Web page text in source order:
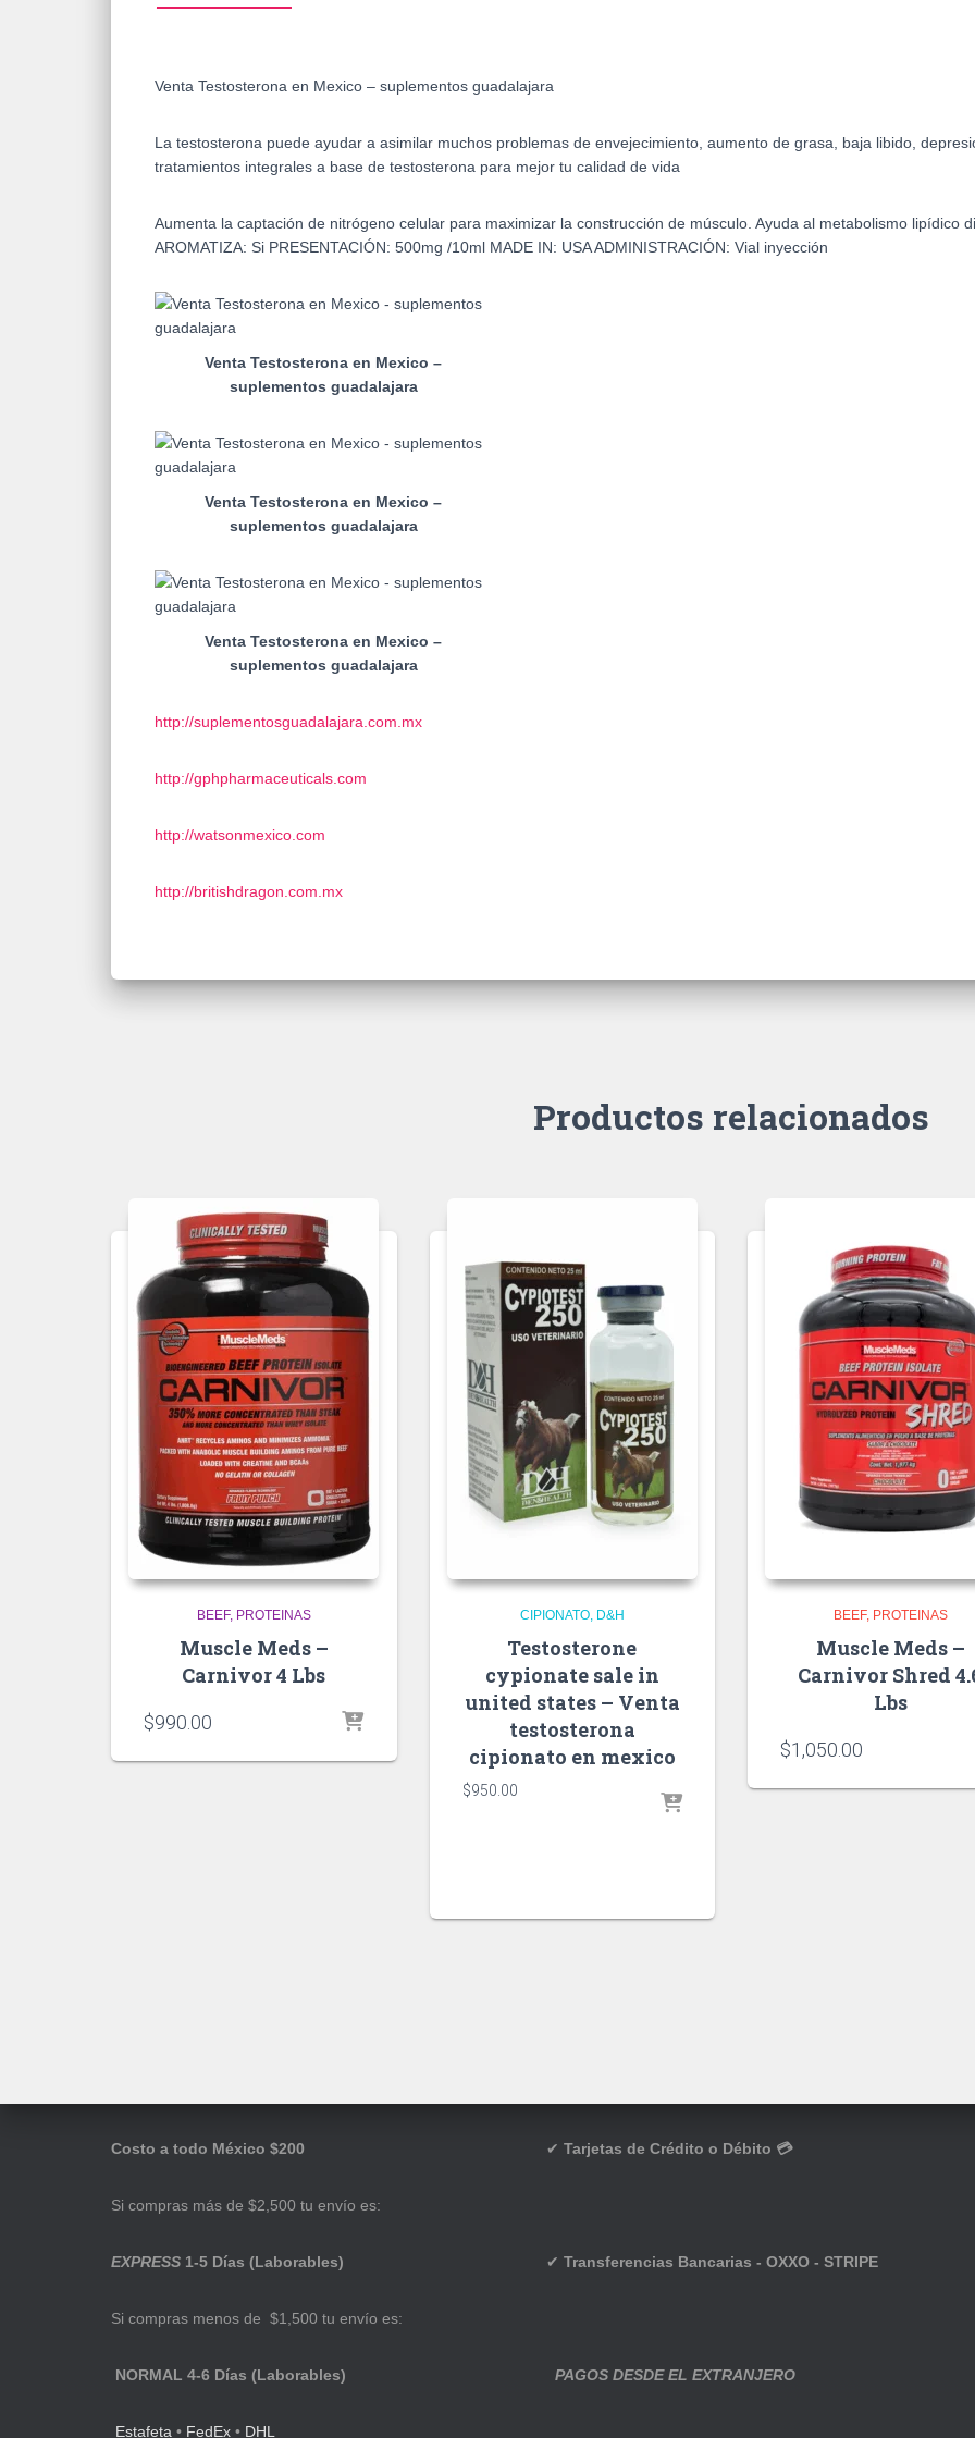
Venta Testosterona en Mexico – suplementos guadalajara
La testosterona puede ayudar a asimilar muchos problemas de envejecimiento, aumento de grasa, baja libido,
tratamientos integrales a base de testosterona para mejor tu calidad de vida
Aumenta la captación de nitrógeno celular para maximizar la construcción de músculo. Ayuda al metabolismo lipídico
AROMATIZA: Si PRESENTACIÓN: 500mg /10ml MADE IN: USA ADMINISTRACIÓN: Vial inyección
Venta Testosterona en Mexico –
suplementos guadalajara
Venta Testosterona en Mexico –
suplementos guadalajara
Venta Testosterona en Mexico –
suplementos guadalajara
http://suplementosguadalajara.com.mx
http://gphpharmaceuticals.com
http://watsonmexico.com
http://britishdragon.com.mx
Productos relacionados
BEEF PROTEINAS
Muscle Meds –
Carnivor 4 Lbs
$990.00
CIPIONATO D&H
Testosterone
cypionate sale in
united states – Venta
testosterona
cipionato en mexico
$950.00
BEEF PROTEINAS
Muscle Meds –
Carnivor Shred
Lbs
$1,050.00
Costo a todo México $200
Si compras más de $2,500 tu envío es:
EXPRESS 1-5 Días (Laborables)
Si compras menos de $1,500 tu envío es:
NORMAL 4-6 Días (Laborables)
Estafeta • FedEx • DHL
✔ Tarjetas de Crédito o Débito 💳
✔ Transferencias Bancarias - OXXO - STRIPE
PAGOS DESDE EL EXTRANJERO